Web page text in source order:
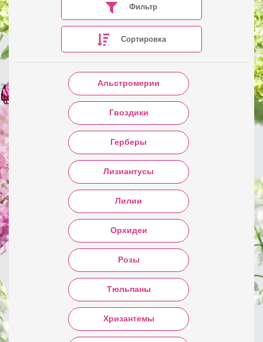
Фильтр
Сортировка
Альстромерии
Гвоздики
Герберы
Лизиантусы
Лилии
Орхидеи
Розы
Тюльпаны
Хризантемы